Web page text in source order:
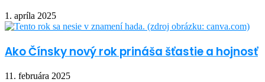
1. apríla 2025
Ako Čínsky nový rok prináša šťastie a hojnosť
11. februára 2025